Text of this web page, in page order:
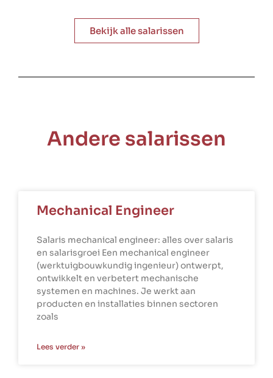
Bekijk alle salarissen
Andere salarissen
Mechanical Engineer
Salaris mechanical engineer: alles over salaris
en salarisgroei Een mechanical engineer
(werktuigbouwkundig ingenieur) ontwerpt,
ontwikkelt en verbetert mechanische
systemen en machines. Je werkt aan
producten en installaties binnen sectoren
zoals
Lees verder »